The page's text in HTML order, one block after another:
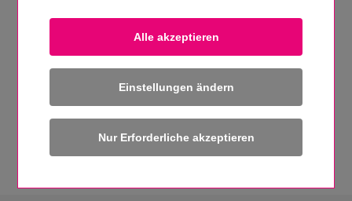
Einstellungen ändern
Funk-Abfüllsicherung Serie B (Tankseitige Systemkomponenten)